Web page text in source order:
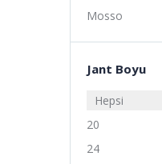
Mosso
Rayvolt
Ümit
Jant Boyu
Hepsi
20
24